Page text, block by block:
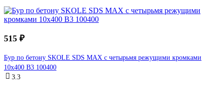
515 ₽
Бур по бетону SKOLE SDS MAX с четырьмя режущими кромками
10x400 B3 100400
3.3